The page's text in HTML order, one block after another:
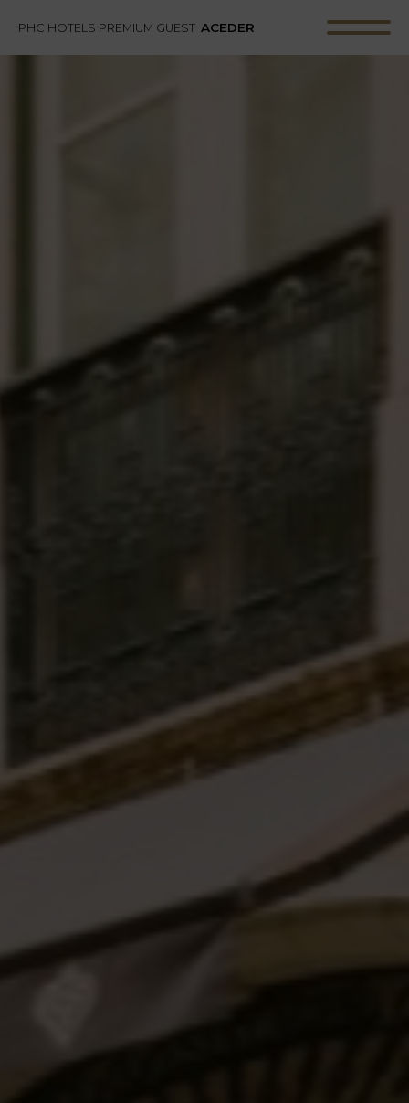
PHC HOTELS PREMIUM GUEST ACEDER